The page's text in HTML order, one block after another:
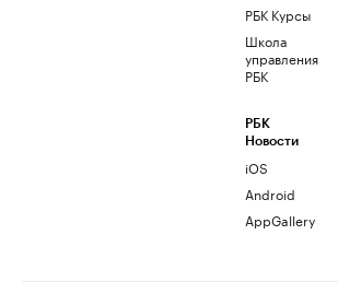
РБК Курсы
Школа
управления
РБК
РБК
Новости
iOS
Android
AppGallery